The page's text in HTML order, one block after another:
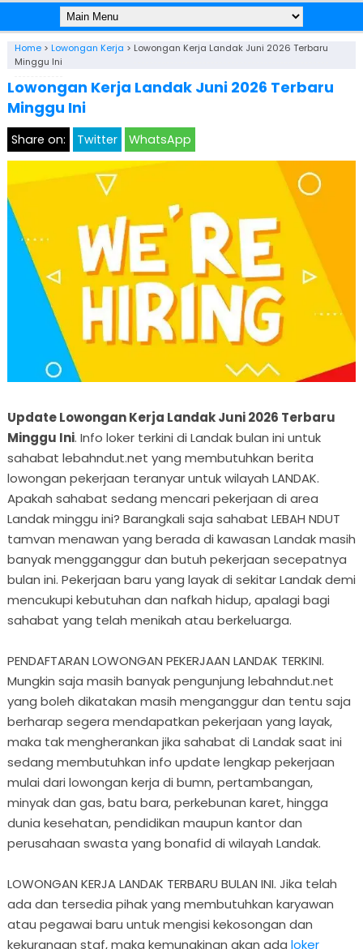
Home> Lowongan Kerja > Lowongan Kerja Landak Juni 2026 Terbaru
Minggu Ini
Lowongan Kerja Landak Juni 2026 Terbaru
Minggu Ini
Share on: Twitter WhatsApp
Update Lowongan Kerja Landak Juni 2026 Terbaru
Minggu Ini. Info loker terkini di Landak bulan ini untuk
sahabat lebahndut.net yang membutuhkan berita
lowongan pekerjaan teranyar untuk wilayah LANDAK.
Apakah sahabat sedang mencari pekerjaan di area
Landak minggu ini? Barangkali saja sahabat LEBAH NDUT
tamvan menawan yang berada di kawasan Landak masih
banyak mengganggur dan butuh pekerjaan secepatnya
bulan ini. Pekerjaan baru yang layak di sekitar Landak demi
mencukupi kebutuhan dan nafkah hidup, apalagi bagi
sahabat yang telah menikah atau berkeluarga.
PENDAFTARAN LOWONGAN PEKERJAAN LANDAK TERKINI.
Mungkin saja masih banyak pengunjung lebahndut.net
yang boleh dikatakan masih menganggur dan tentu saja
berharap segera mendapatkan pekerjaan yang layak,
maka tak mengherankan jika sahabat di Landak saat ini
sedang membutuhkan info update lengkap pekerjaan
mulai dari lowongan kerja di bumn, pertambangan,
minyak dan gas, batu bara, perkebunan karet, hingga
dunia kesehatan, pendidikan maupun kantor dan
perusahaan swasta yang bonafid di wilayah Landak.
LOWONGAN KERJA LANDAK TERBARU BULAN INI. Jika telah
ada dan tersedia pihak yang membutuhkan karyawan
atau pegawai baru untuk mengisi kekosongan dan
kekurangan staf, maka kemungkinan akan ada loker